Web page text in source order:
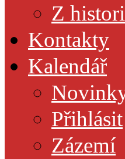
Z
Kontakty
Kalendář
Přihlásit
Zázemí